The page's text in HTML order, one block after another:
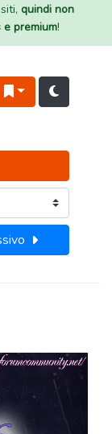
quindi non
premium!